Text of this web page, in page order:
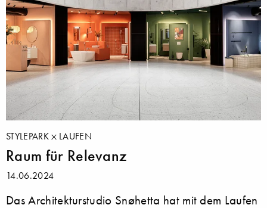
STYLEPARK LAUFEN
Raum für Relevanz
14.06.2024
Das Architekturstudio Snøhetta hat mit dem Laufen